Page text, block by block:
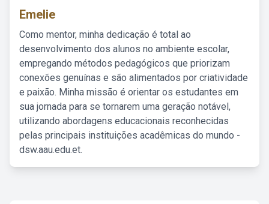
Emelie
Como mentor, minha dedicação é total ao
desenvolvimento dos alunos no ambiente escolar,
empregando métodos pedagógicos que priorizam
conexões genuínas e são alimentados por criatividade
e paixão. Minha missão é orientar os estudantes em
sua jornada para se tornarem uma geração notável,
utilizando abordagens educacionais reconhecidas
pelas principais instituições acadêmicas do mundo -
dsw.aau.edu.et.